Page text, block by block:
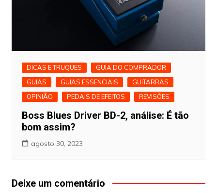
DICAS E TRUQUES
GUIA DO COMPRADOR
GUIAS
GUIAS ESSENCIAIS
GUITARRAS
OPINIÃO
PEDAIS DE EFEITOS REVISÕES
Boss Blues Driver BD-2, análise: É tão
bom assim?
agosto 30, 2023
Deixe um comentário